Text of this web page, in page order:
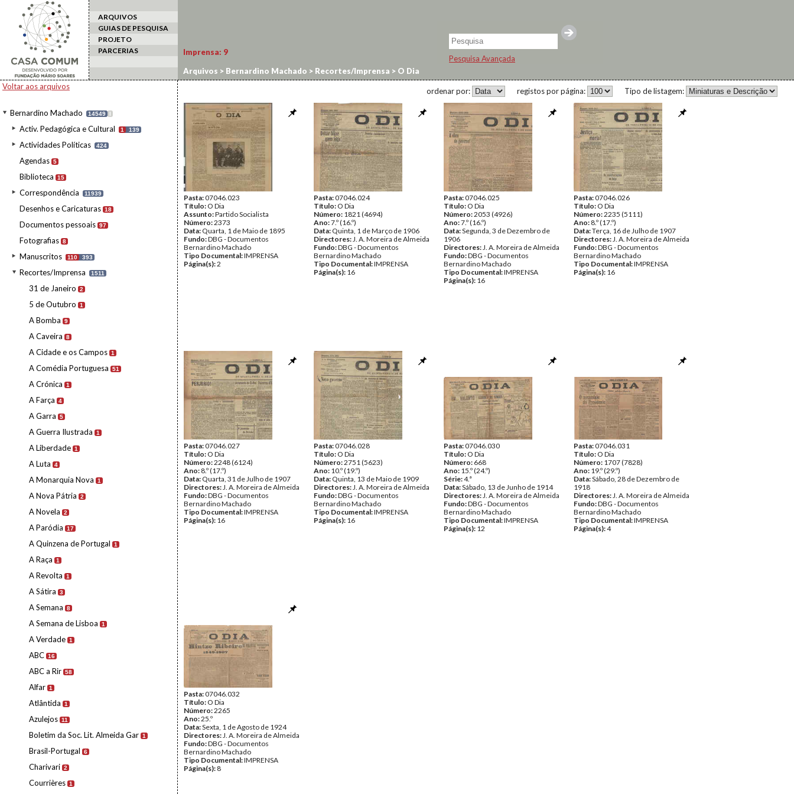
ARQUIVOS
GUIAS DE PESQUISA
PROJETO
PARCERIAS
Pesquisa Avançada
Voltar aos arquivos
Bernardino Machado 14549 I
Activ. Pedagógica e Cultural 1 139
Actividades Políticas 424
Agendas 5
Biblioteca 15
Correspondência 11939
Desenhos e Caricaturas 18
Documentos pessoais 97
Fotografias 8
Manuscritos 110 393
Recortes/Imprensa 1511
31 de Janeiro 2
5 de Outubro 1
A Bomba 9
A Caveira 8
A Cidade e os Campos 1
A Comédia Portuguesa 51
A Crónica 1
A Farça 4
A Garra 5
A Guerra Ilustrada 1
A Liberdade 1
A Luta 4
A Monarquia Nova 1
A Nova Pátria 2
A Novela 2
A Paródia 17
A Quinzena de Portugal 1
A Raça 1
A Revolta 1
A Sátira 3
A Semana 8
A Semana de Lisboa 1
A Verdade 1
ABC 16
ABC a Rir 58
Alfar 1
Atlântida 1
Azulejos 11
Boletim da Soc. Lit. Almeida Gar 1
Brasil-Portugal 6
Charivari 2
Courrières 1
Imprensa: 9
Arquivos > Bernardino Machado > Recortes/Imprensa > O Dia
Tipo de listagem:
registos por página:
ordenar por:
Pasta:07046.023
Título: O Dia
Assunto:Partido Socialista
Número:2373
Data: Quarta, 1 de Maio de 1895
Fundo:DBG - Documentos
Bernardino Machado
Tipo Documental:IMPRENSA
Página(s):2
Pasta:07046.024
Título: O Dia
Número: 1821 (4694)
Ano:7.º (16.º)
Data: Quinta, 1 de Março de 1906
Directores:J. A. Moreira de Almeida
Fundo:DBG - Documentos
Bernardino Machado
Tipo Documental:IMPRENSA
Página(s): 16
Pasta:07046.025
Título: O Dia
Número:2053 (4926)
Ano:7.º (16.º)
Data:Segunda, 3 de Dezembro de
1906
Directores:J. A. Moreira de Almeida
Fundo:DBG - Documentos
Bernardino Machado
Tipo Documental:IMPRENSA
Página(s): 16
Pasta:07046.026
Título: O Dia
Número:2235 (5111)
Ano: 8.º (17.º)
Data:Terça, 16 de Julho de 1907
Directores:J. A. Moreira de Almeida
Fundo:DBG - Documentos
Bernardino Machado
Tipo Documental:IMPRENSA
Página(s): 16
Pasta:07046.027
Título: O Dia
Número:2248 (6124)
Ano: 8.º (17.º)
Data: Quarta, 31 de Julho de 1907
Directores:J. A. Moreira de Almeida
Fundo:DBG - Documentos
Bernardino Machado
Tipo Documental:IMPRENSA
Página(s): 16
Pasta:07046.028
Título: O Dia
Número:2751 (5623)
Ano: 10.º (19.º)
Data: Quinta, 13 de Maio de 1909
Directores:J. A. Moreira de Almeida
Fundo:DBG - Documentos
Bernardino Machado
Tipo Documental:IMPRENSA
Página(s): 16
Pasta:07046.030
Título: O Dia
Número: 668
Ano: 15.º (24.º)
Série:4.ª
Data:Sábado, 13 de Junho de 1914
Directores:J. A. Moreira de Almeida
Fundo:DBG - Documentos
Bernardino Machado
Tipo Documental:IMPRENSA
Página(s): 12
Pasta:07046.031
Título: O Dia
Número: 1707 (7828)
Ano: 19.º (29.º)
Data:Sábado, 28 de Dezembro de
1918
Directores:J. A. Moreira de Almeida
Fundo:DBG - Documentos
Bernardino Machado
Tipo Documental:IMPRENSA
Página(s):4
Pasta:07046.032
Título: O Dia
Número:2265
Ano:25.º
Data:Sexta, 1 de Agosto de 1924
Directores:J. A. Moreira de Almeida
Fundo:DBG - Documentos
Bernardino Machado
Tipo Documental:IMPRENSA
Página(s): 8